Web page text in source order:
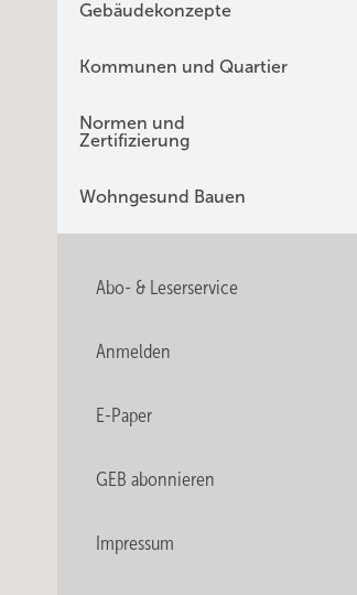
Gebäudekonzepte
Kommunen und Quartier
Normen und
Zertifizierung
Wohngesund Bauen
Abo- & Leserservice
Anmelden
E-Paper
GEB abonnieren
Impressum